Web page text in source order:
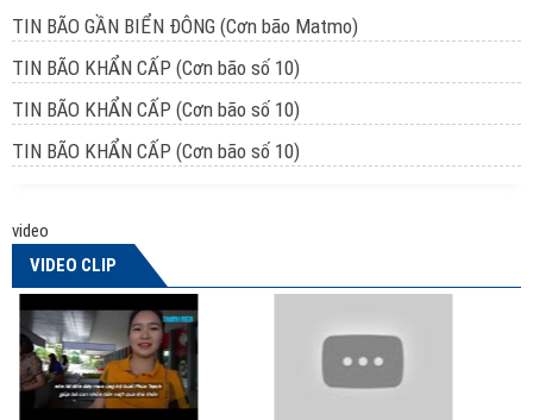
TIN BÃO GẦN BIỂN ĐÔNG (Cơn bão Matmo)
TIN BÃO KHẨN CẤP (Cơn bão số 10)
TIN BÃO KHẨN CẤP (Cơn bão số 10)
TIN BÃO KHẨN CẤP (Cơn bão số 10)
video
VIDEO CLIP